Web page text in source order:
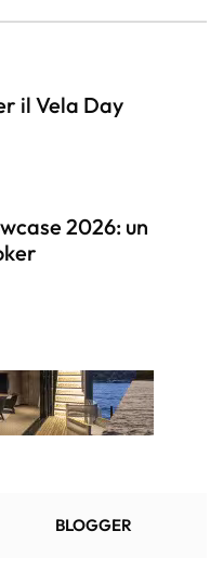
il Vela Day
2026: un
BLOGGER